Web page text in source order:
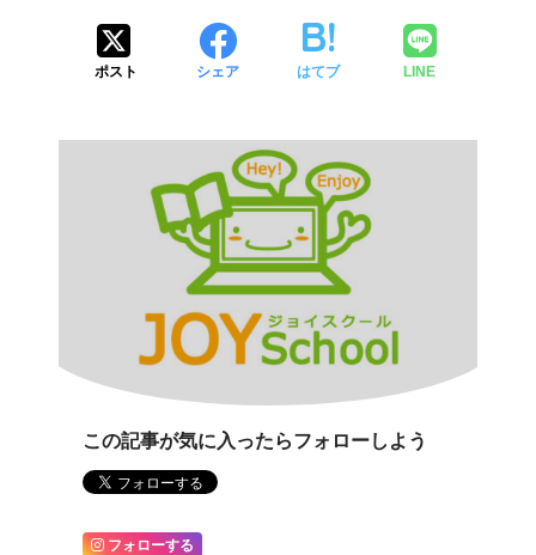
ポスト シェア はてブ LINE
この記事が気に入ったらフォローしよう
フォローする